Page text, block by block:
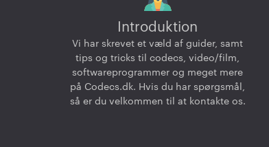
Introduktion
Vi har skrevet et væld af guider, samt
tips og tricks til codecs, video/film,
softwareprogrammer og meget mere
på Codecs.dk. Hvis du har spørgsmål,
så er du velkommen til at kontakte os.